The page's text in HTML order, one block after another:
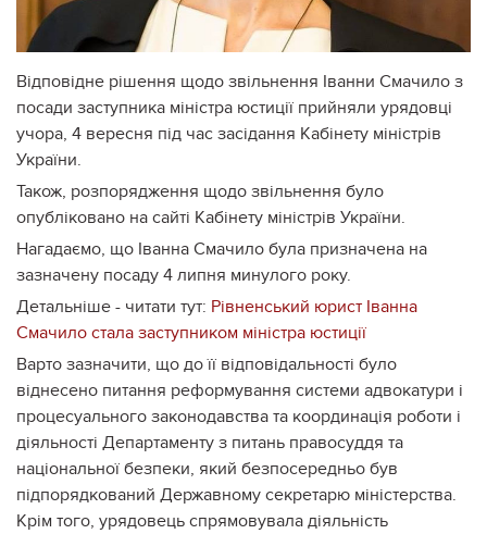
Відповідне рішення щодо звільнення Іванни Смачило з
посади заступника міністра юстиції прийняли урядовці
учора, 4 вересня під час засідання Кабінету міністрів
України.
Також, розпорядження щодо звільнення було
опубліковано на сайті Кабінету міністрів України.
Нагадаємо, що Іванна Смачило була призначена на
зазначену посаду 4 липня минулого року.
Детальніше - читати тут: Рівненський юрист Іванна
Смачило стала заступником міністра юстиції
Варто зазначити, що до її відповідальності було
віднесено питання реформування системи адвокатури і
процесуального законодавства та координація роботи і
діяльності Департаменту з питань правосуддя та
національної безпеки, який безпосередньо був
підпорядкований Державному секретарю міністерства.
Крім того, урядовець спрямовувала діяльність